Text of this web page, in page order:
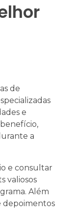
de
e
a
e consultar
valiosos
Além
depoimentos